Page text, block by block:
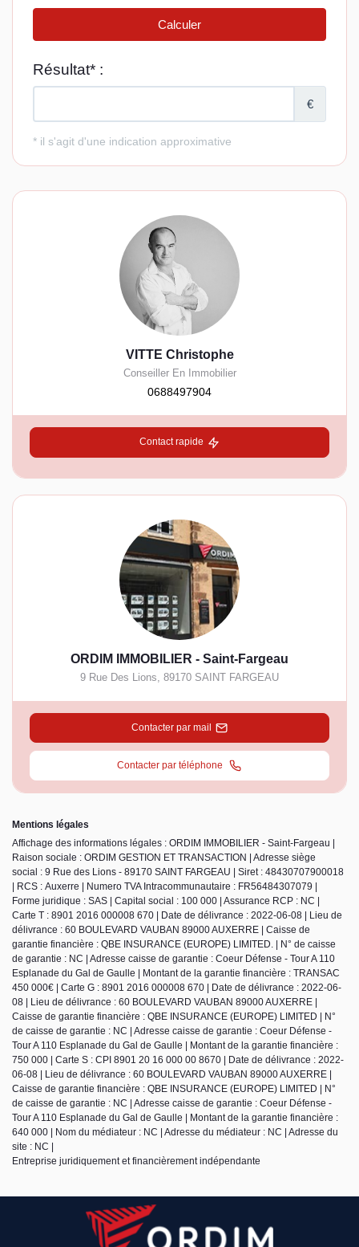
VITTE Christophe
Conseiller En Immobilier
0688497904
Contact rapide
ORDIM IMMOBILIER - Saint-Fargeau
9 Rue Des Lions 89170 SAINT FARGEAU
Contacter par mail
Contacter par téléphone
Mentions légales
Affichage des informations légales : ORDIM IMMOBILIER - Saint-Fargeau |
Raison sociale : ORDIM GESTION ET TRANSACTION | Adresse siège
social : 9 Rue des Lions - 89170 SAINT FARGEAU | Siret : 48430707900018
| RCS : Auxerre | Numero TVA Intracommunautaire : FR56484307079 |
Forme juridique : SAS | Capital social : 100 000 | Assurance RCP : NC |
Carte T : 8901 2016 000008 670 | Date de délivrance : 2022-06-08 | Lieu de
délivrance : 60 BOULEVARD VAUBAN 89000 AUXERRE | Caisse de
garantie financière : QBE INSURANCE (EUROPE) LIMITED. | N° de caisse
de garantie : NC | Adresse caisse de garantie : Coeur Défense - Tour A 110
Esplanade du Gal de Gaulle | Montant de la garantie financière : TRANSAC
450 000€ | Carte G : 8901 2016 000008 670 | Date de délivrance : 2022-06-
08 | Lieu de délivrance : 60 BOULEVARD VAUBAN 89000 AUXERRE |
Caisse de garantie financière : QBE INSURANCE (EUROPE) LIMITED | N°
de caisse de garantie : NC | Adresse caisse de garantie : Coeur Défense -
Tour A 110 Esplanade du Gal de Gaulle | Montant de la garantie financière :
750 000 | Carte S : CPI 8901 20 16 000 00 8670 | Date de délivrance : 2022-
06-08 | Lieu de délivrance : 60 BOULEVARD VAUBAN 89000 AUXERRE |
Caisse de garantie financière : QBE INSURANCE (EUROPE) LIMITED | N°
de caisse de garantie : NC | Adresse caisse de garantie : Coeur Défense -
Tour A 110 Esplanade du Gal de Gaulle | Montant de la garantie financière :
640 000 | Nom du médiateur : NC | Adresse du médiateur : NC | Adresse du
site : NC |
Entreprise juridiquement et financièrement indépendante